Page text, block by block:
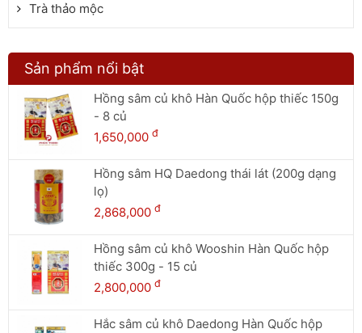
Trà thảo mộc
Sản phẩm nổi bật
Hồng sâm củ khô Hàn Quốc hộp thiếc 150g
- 8 củ
1,650,000 đ
Hồng sâm HQ Daedong thái lát (200g dạng
lọ)
2,868,000 đ
Hồng sâm củ khô Wooshin Hàn Quốc hộp
thiếc 300g - 15 củ
2,800,000 đ
Hắc sâm củ khô Daedong Hàn Quốc hộp